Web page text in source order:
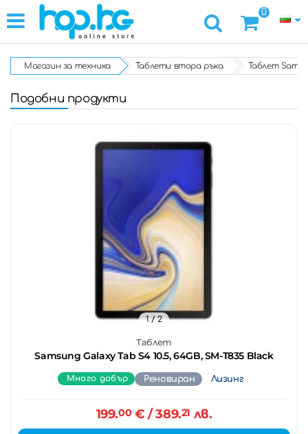
0
Магазин за техника Таблети втора ръка Таблет
Подобни продукти
Таблет
Samsung Galaxy Tab S4 10.5, 64GB, SM-T835 Black
1/ 2
Много добър Реновиран Лизинг
199.00€ / 389.21 лв.